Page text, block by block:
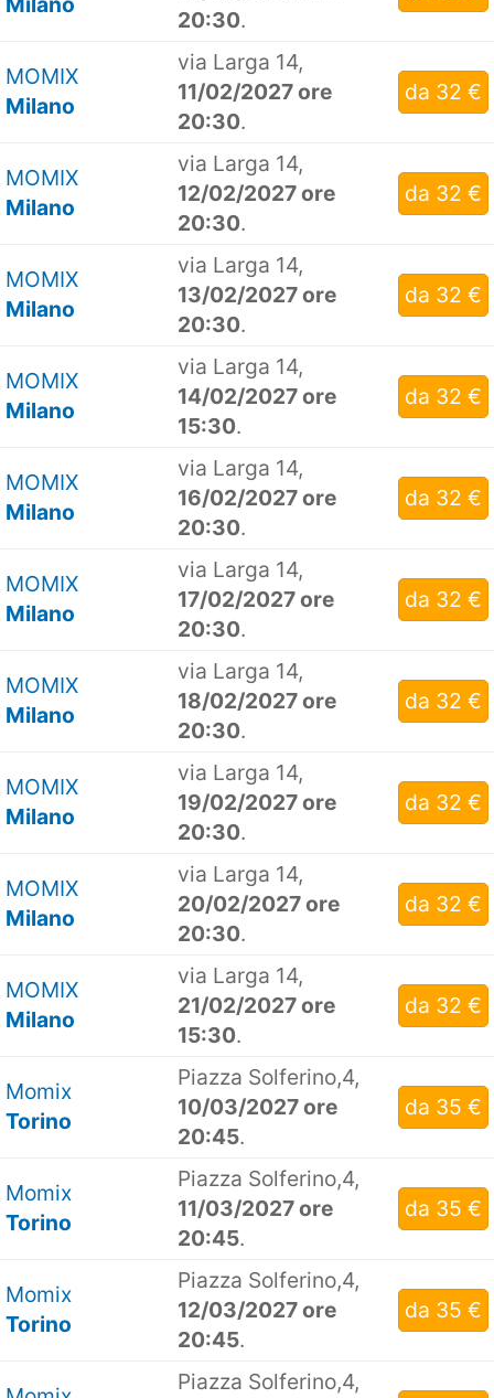
20:30.
MOMIX
Milano
via Larga 14,
11/02/2027 ore
20:30.
da 32 €
MOMIX
Milano
via Larga 14,
12/02/2027 ore
20:30.
da 32 €
MOMIX
Milano
via Larga 14,
13/02/2027 ore
20:30.
da 32 €
MOMIX
Milano
via Larga 14,
14/02/2027 ore
15:30.
da 32 €
MOMIX
Milano
via Larga 14,
16/02/2027 ore
20:30.
da 32 €
MOMIX
Milano
via Larga 14,
17/02/2027 ore
20:30.
da 32 €
MOMIX
Milano
via Larga 14,
18/02/2027 ore
20:30.
da 32 €
MOMIX
Milano
via Larga 14,
19/02/2027 ore
20:30.
da 32 €
MOMIX
Milano
via Larga 14,
20/02/2027 ore
20:30.
da 32 €
MOMIX
Milano
via Larga 14,
21/02/2027 ore
15:30.
da 32 €
Momix
Torino
Piazza Solferino,4,
10/03/2027 ore
20:45.
da 35 €
Momix
Torino
Piazza Solferino,4,
11/03/2027 ore
20:45.
da 35 €
Momix
Torino
Piazza Solferino,4,
12/03/2027 ore
20:45.
da 35 €
Piazza Solferino,4,